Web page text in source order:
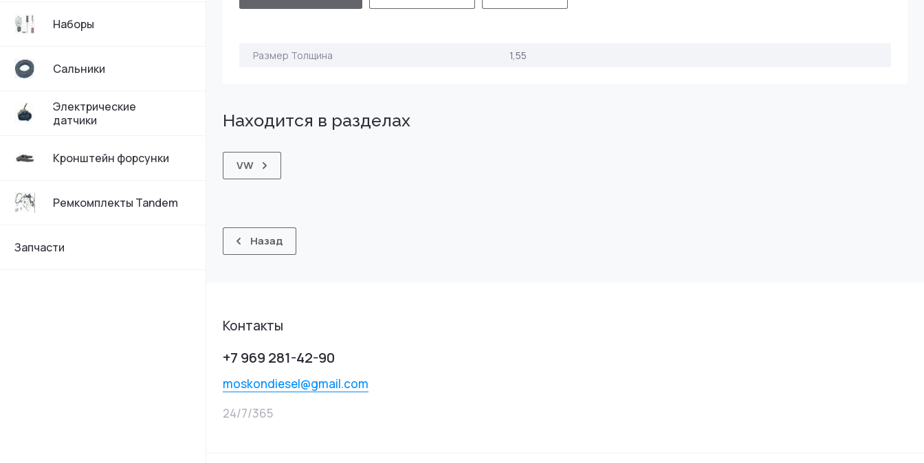
Наборы
Сальники
Электрические
датчики
Кронштейн форсунки
Ремкомплекты Tandem
Запчасти
Размер Толщина 1,55
Находится в разделах
VW
Назад
Контакты
+7 969 281-42-90
moskondiesel@gmail.com
24/7/365